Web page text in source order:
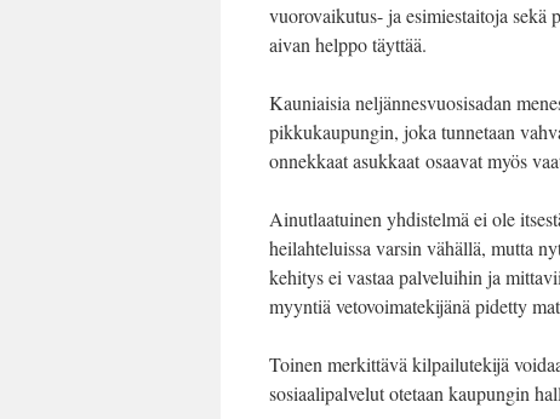
vuorovaikutus- ja esimiestaitoja sekä
aivan helppo täyttää.
Kauniaisia neljännesvuosisadan
pikkukaupungin, joka tunnetaan
onnekkaat asukkaat osaavat myös
Ainutlaatuinen yhdistelmä ei ole
heilahteluissa varsin vähällä, mutta
kehitys ei vastaa palveluihin ja
myyntiä vetovoimatekijänä pidetty
Toinen merkittävä kilpailutekijä
sosiaalipalvelut otetaan kaupungin